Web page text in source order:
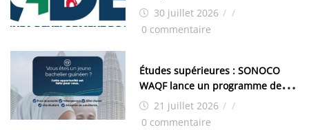
d’aménagement de la zone
industrielle de FANDJE (PAZIF)
30 juillet 2026 / /
0 commentaire
Études supérieures : SONOCO
WAQF lance un programme de
bourses pour la Malaisie
21 juillet 2026 / /
0 commentaire